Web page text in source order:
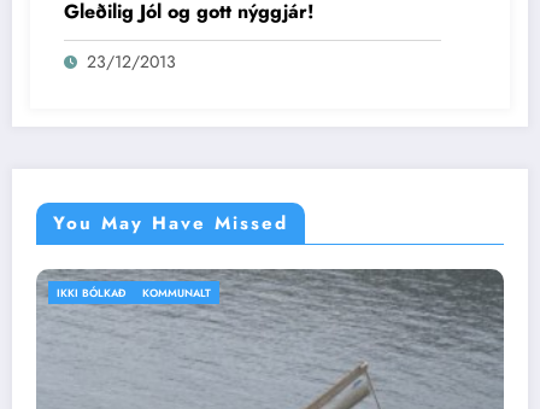
Gleðilig Jól og gott nýggjár!
23/12/2013
You May Have Missed
IKKI BÓLKAÐ VEÐRIÐ